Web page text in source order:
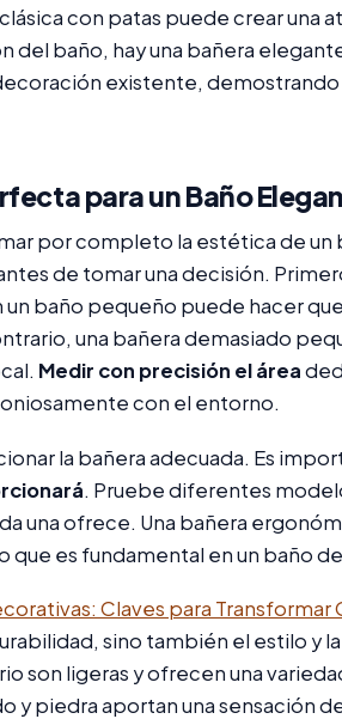
con patas puede crear una
del baño, hay una bañera
existente, demostrando
para un Baño
por completo la estética de un
de tomar una decisión.
baño pequeño puede hacer
una bañera demasiado
Medir con precisión el área
con el entorno.
la bañera adecuada. Es
. Pruebe diferentes
una ofrece. Una bañera
es fundamental en un baño
Claves para Transformar
sino también el estilo y
son ligeras y ofrecen una
y piedra aportan una sensación